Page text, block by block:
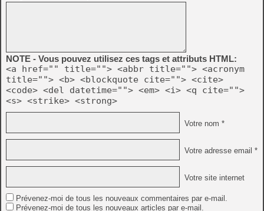
NOTE - Vous pouvez utilisez ces tags et attributs HTML:
<a href="" title=""> <abbr title=""> <acronym
title=""> <b> <blockquote cite=""> <cite>
<code> <del datetime=""> <em> <i> <q cite="">
<s> <strike> <strong>
Votre nom *
Votre adresse email *
Votre site internet
Prévenez-moi de tous les nouveaux commentaires par e-mail.
Prévenez-moi de tous les nouveaux articles par e-mail.